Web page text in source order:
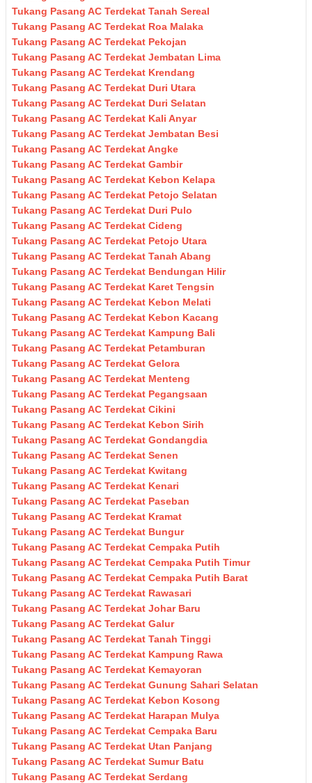
Tukang Pasang AC Terdekat Tanah Sereal
Tukang Pasang AC Terdekat Roa Malaka
Tukang Pasang AC Terdekat Pekojan
Tukang Pasang AC Terdekat Jembatan Lima
Tukang Pasang AC Terdekat Krendang
Tukang Pasang AC Terdekat Duri Utara
Tukang Pasang AC Terdekat Duri Selatan
Tukang Pasang AC Terdekat Kali Anyar
Tukang Pasang AC Terdekat Jembatan Besi
Tukang Pasang AC Terdekat Angke
Tukang Pasang AC Terdekat Gambir
Tukang Pasang AC Terdekat Kebon Kelapa
Tukang Pasang AC Terdekat Petojo Selatan
Tukang Pasang AC Terdekat Duri Pulo
Tukang Pasang AC Terdekat Cideng
Tukang Pasang AC Terdekat Petojo Utara
Tukang Pasang AC Terdekat Tanah Abang
Tukang Pasang AC Terdekat Bendungan Hilir
Tukang Pasang AC Terdekat Karet Tengsin
Tukang Pasang AC Terdekat Kebon Melati
Tukang Pasang AC Terdekat Kebon Kacang
Tukang Pasang AC Terdekat Kampung Bali
Tukang Pasang AC Terdekat Petamburan
Tukang Pasang AC Terdekat Gelora
Tukang Pasang AC Terdekat Menteng
Tukang Pasang AC Terdekat Pegangsaan
Tukang Pasang AC Terdekat Cikini
Tukang Pasang AC Terdekat Kebon Sirih
Tukang Pasang AC Terdekat Gondangdia
Tukang Pasang AC Terdekat Senen
Tukang Pasang AC Terdekat Kwitang
Tukang Pasang AC Terdekat Kenari
Tukang Pasang AC Terdekat Paseban
Tukang Pasang AC Terdekat Kramat
Tukang Pasang AC Terdekat Bungur
Tukang Pasang AC Terdekat Cempaka Putih
Tukang Pasang AC Terdekat Cempaka Putih Timur
Tukang Pasang AC Terdekat Cempaka Putih Barat
Tukang Pasang AC Terdekat Rawasari
Tukang Pasang AC Terdekat Johar Baru
Tukang Pasang AC Terdekat Galur
Tukang Pasang AC Terdekat Tanah Tinggi
Tukang Pasang AC Terdekat Kampung Rawa
Tukang Pasang AC Terdekat Kemayoran
Tukang Pasang AC Terdekat Gunung Sahari Selatan
Tukang Pasang AC Terdekat Kebon Kosong
Tukang Pasang AC Terdekat Harapan Mulya
Tukang Pasang AC Terdekat Cempaka Baru
Tukang Pasang AC Terdekat Utan Panjang
Tukang Pasang AC Terdekat Sumur Batu
Tukang Pasang AC Terdekat Serdang